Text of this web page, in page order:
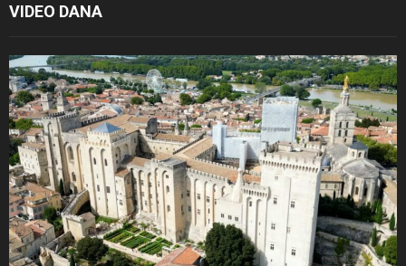
VIDEO DANA